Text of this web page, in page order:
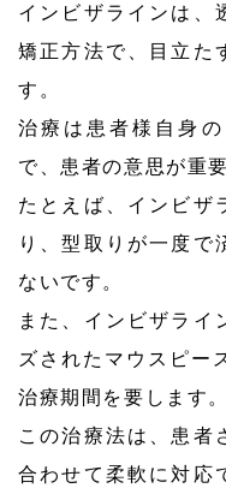
インビザラインは、
矯正方法で、目立た
す。
治療は患者様自身
で、患者の意思が重
たとえば、インビザ
り、型取りが一度で
ないです。
また、インビザライ
ズされたマウスピー
治療期間を要します。
この治療法は、患者
合わせて柔軟に対応